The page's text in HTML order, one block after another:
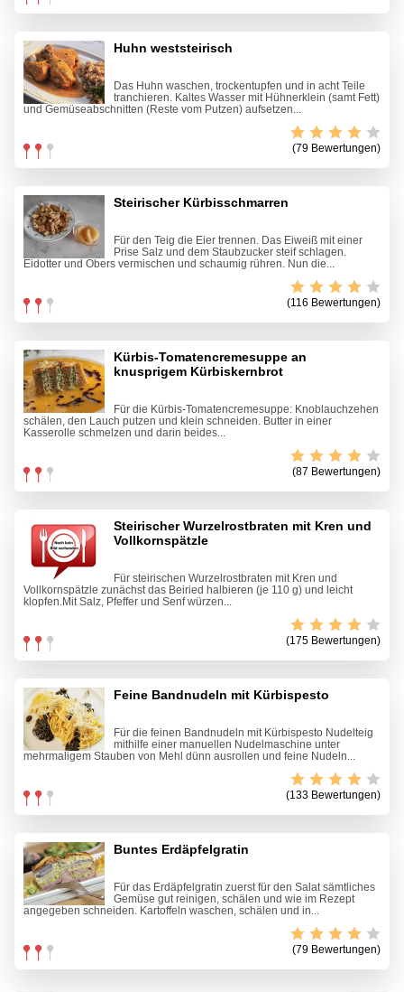
Huhn weststeirisch
Das Huhn waschen, trockentupfen und in acht Teile
tranchieren. Kaltes Wasser mit Hühnerklein (samt Fett)
und Gemüseabschnitten (Reste vom Putzen) aufsetzen...
(79 Bewertungen)
Steirischer Kürbisschmarren
Für den Teig die Eier trennen. Das Eiweiß mit einer
Prise Salz und dem Staubzucker steif schlagen.
Eidotter und Obers vermischen und schaumig rühren. Nun die...
(116 Bewertungen)
Kürbis-Tomatencremesuppe an
knusprigem Kürbiskernbrot
Für die Kürbis-Tomatencremesuppe: Knoblauchzehen
schälen, den Lauch putzen und klein schneiden. Butter in einer
Kasserolle schmelzen und darin beides...
(87 Bewertungen)
Steirischer Wurzelrostbraten mit Kren und
Vollkornspätzle
Für steirischen Wurzelrostbraten mit Kren und
Vollkornspätzle zunächst das Beiried halbieren (je 110 g) und leicht
klopfen.Mit Salz, Pfeffer und Senf würzen...
(175 Bewertungen)
Feine Bandnudeln mit Kürbispesto
Für die feinen Bandnudeln mit Kürbispesto Nudelteig
mithilfe einer manuellen Nudelmaschine unter
mehrmaligem Stauben von Mehl dünn ausrollen und feine Nudeln...
(133 Bewertungen)
Buntes Erdäpfelgratin
Für das Erdäpfelgratin zuerst für den Salat sämtliches
Gemüse gut reinigen, schälen und wie im Rezept
angegeben schneiden. Kartoffeln waschen, schälen und in...
(79 Bewertungen)